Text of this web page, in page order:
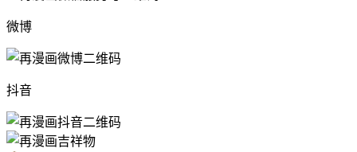
微博
抖音